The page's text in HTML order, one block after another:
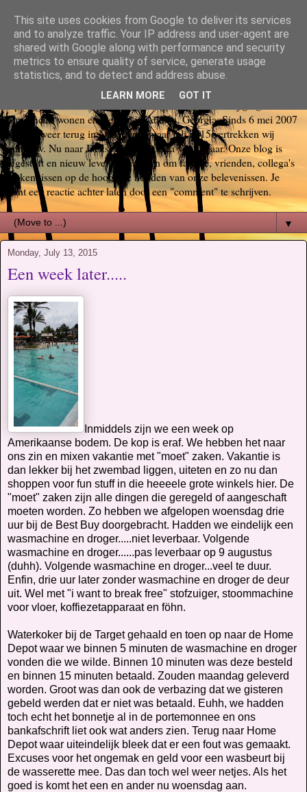
Bas, Sabina, Scott en Jill go
again USA
6 maanden wonen en werken in Atlanta, Georgia. Sinds 6 mei 2007
zijn we weer terug in Nederland, maar juli 2015 vertrekken wij
opnieuw. Nu naar Jacksonville, Florida voor 3 jaar. Onze blog is
afgestoft en nieuw leven ingeblazen om familie, vrienden, collega's
en kennissen op de hoogte te houden van onze belevenissen. Je
kunt een reactie achter laten door een "comment" te schrijven.
▼
Monday, July 13, 2015
Een week later.....
Inmiddels zijn we een week op
Amerikaanse bodem. De kop is eraf. We hebben het naar
ons zin en mixen vakantie met "moet" zaken. Vakantie is
dan lekker bij het zwembad liggen, uiteten en zo nu dan
shoppen voor fun stuff in die heeeele grote winkels hier. De
"moet" zaken zijn alle dingen die geregeld of aangeschaft
moeten worden. Zo hebben we afgelopen woensdag drie
uur bij de Best Buy doorgebracht. Hadden we eindelijk een
wasmachine en droger.....niet leverbaar. Volgende
wasmachine en droger......pas leverbaar op 9 augustus
(duhh). Volgende wasmachine en droger...veel te duur.
Enfin, drie uur later zonder wasmachine en droger de deur
uit. Wel met "i want to break free" stofzuiger, stoommachine
voor vloer, koffiezetapparaat en föhn.
Waterkoker bij de Target gehaald en toen op naar de Home
Depot waar we binnen 5 minuten de wasmachine en droger
vonden die we wilde. Binnen 10 minuten was deze besteld
en binnen 15 minuten betaald. Zouden maandag geleverd
worden. Groot was dan ook de verbazing dat we gisteren
gebeld werden dat er niet was betaald. Euhh, we hadden
toch echt het bonnetje al in de portemonnee en ons
bankafschrift liet ook wat anders zien. Terug naar Home
Depot waar uiteindelijk bleek dat er een fout was gemaakt.
Excuses voor het ongemak en geld voor een wasbeurt bij
de wasserette mee. Das dan toch wel weer netjes. Als het
goed is komt het een en ander nu woensdag aan.
This site uses cookies from Google to deliver its services
and to analyze traffic. Your IP address and user-agent are
shared with Google along with performance and security
metrics to ensure quality of service, generate usage
statistics, and to detect and address abuse.
LEARN MORE GOT IT